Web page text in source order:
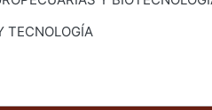
TECNOLOGÍA